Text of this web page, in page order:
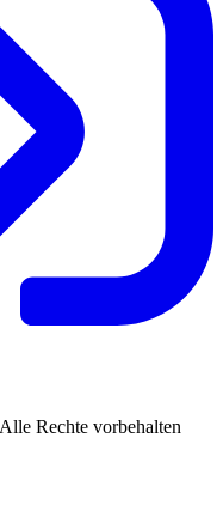
Rechte vorbehalten